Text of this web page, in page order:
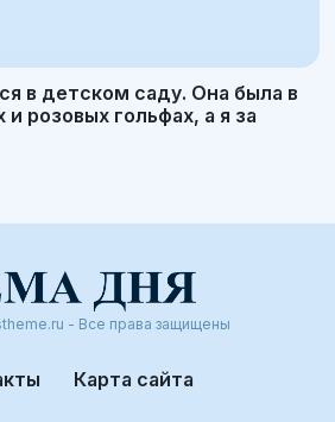
в детском саду. Она была в
розовых гольфах, а я за
- Все права защищены
Карта сайта